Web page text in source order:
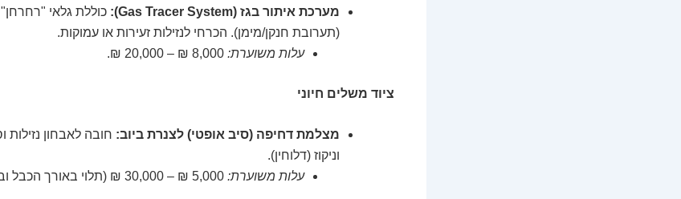
מערכת איתור בגז (Gas Tracer System):
כוללת גלאי "רחרחן"
(תערובת חנקן/מימן). הכרחי לנזילות זעירות או עמוקות.
עלות משוערת:
ציוד משלים חיוני
מצלמת דחיפה (סיב אופטי) לצנרת ביוב: חובה לאבחון נזילות
וניקוז (דלוחין).
עלות משוערת: